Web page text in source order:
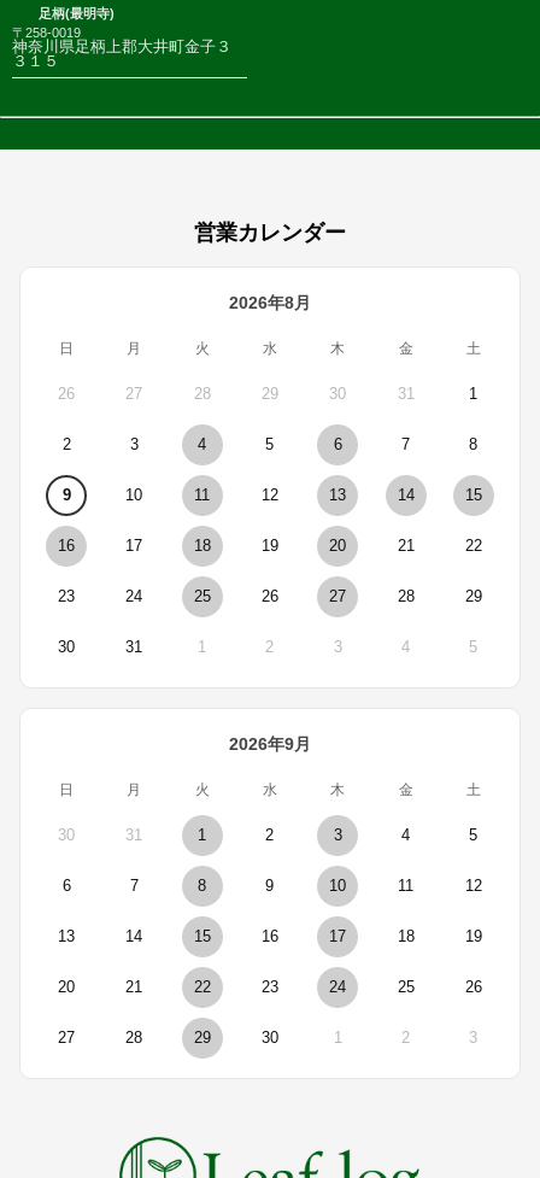
足柄(最明寺)
〒258-0019
神奈川県足柄上郡大井町金子３
３１５
営業カレンダー
2026年8月
日 月 火 水 木 金 土
26 27 28 29 30 31 1
2 3 4 5 6 7 8
9 10 11 12 13 14 15
16 17 18 19 20 21 22
23 24 25 26 27 28 29
30 31 1 2 3 4 5
2026年9月
日 月 火 水 木 金 土
30 31 1 2 3 4 5
6 7 8 9 10 11 12
13 14 15 16 17 18 19
20 21 22 23 24 25 26
27 28 29 30 1 2 3